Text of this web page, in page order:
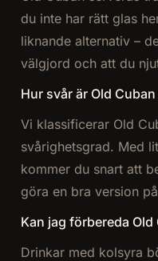
du inte har rätt glas
liknande alternativ –
välgjord och att du
Hur svår är Old
Vi klassificerar Old
svårighetsgrad. Med
kommer du snart att
göra en bra version
Kan jag förbereda
Drinkar med kolsyra